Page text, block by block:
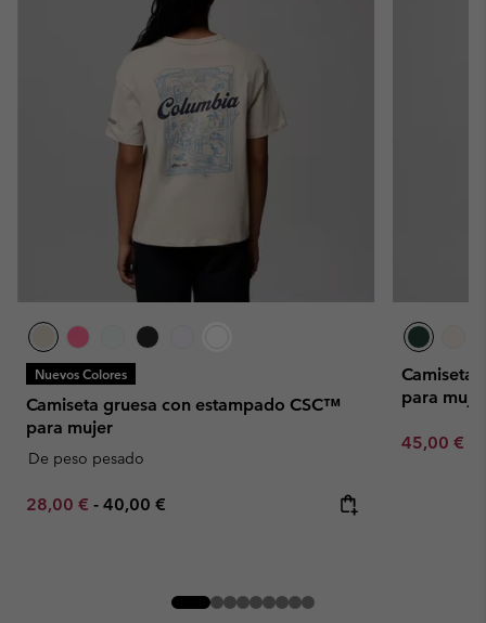
Nuevos Colores
Camiseta gruesa con estampado CSC™
para mujer
De peso pesado
Minimum sale price:
28,00 € - Maximum price:
40,00 €
Camiseta
para
Minimum
45,00 €